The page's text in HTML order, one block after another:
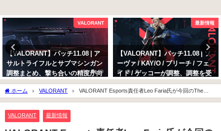
VALORANT
【VALORANT】パッチ11.08 | ア
サルトライフルとサブマシンガン
調整まとめ、撃ち合いの精度が向
上
最新情報
【VALORANT】パッチ11.08 | ソ
ーヴァ / KAY/O / ブリーチ / フェ
イド / ゲッコーが調整、調整を受
けるイニシエーターの変更点まと
め
ホーム VALORANT
VALORANT Esports責任者Leo Faria氏が今回のThe
Guardへの対応について説明「3つの対処法を検討した。別の組織による買収は許され
VALORANT
最新情報